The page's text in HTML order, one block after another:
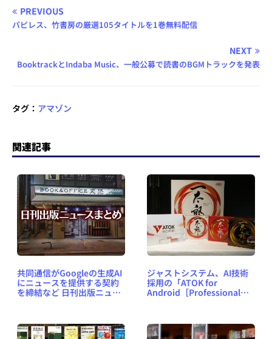
PREVIOUS
パピレス、竹書房の厳選105タイトルを1巻無料配信
NEXT
BooktrackとIndaba Music、一般公募で読書のBGMトラックを発表
タグ： アマゾン
関連記事
共同通信がGoogleの生成AI
にニュースを提供する契約
を締結など 日刊出版ニュー
ジャストシステム、AI技術
採用の「ATOK for
Android［Professional］
来年2月1日に更新、「一太
郎2019」は2月8日に発売